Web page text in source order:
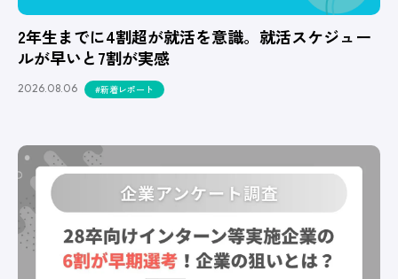
2年生までに4割超が就活を意識。就活スケジュー
ルが早いと7割が実感
2026.08.06 #新着レポート